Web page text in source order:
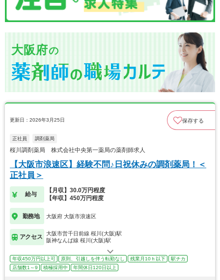
大阪府の
更新日：2026年3月25日 保存する
正社員 調剤薬局
桜川調剤薬局 株式会社中央第一薬局の薬剤師求人
【大阪市浪速区】経験不問♪日祝休みの調剤薬局！＜
正社員＞
給与
【月収】30.0万円程度
【年収】450万円程度
勤務地 大阪府 大阪市浪速区
アクセス
大阪市営千日前線 桜川(大阪)駅
阪神なんば線 桜川(大阪)駅
年収450万円以上可 原則、引越しを伴う転勤なし 残業月10ｈ以下
駅チカ
店舗数1～9
積極採用中 年間休日120日以上